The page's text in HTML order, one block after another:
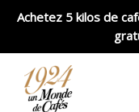
Achetez 5 kilos de